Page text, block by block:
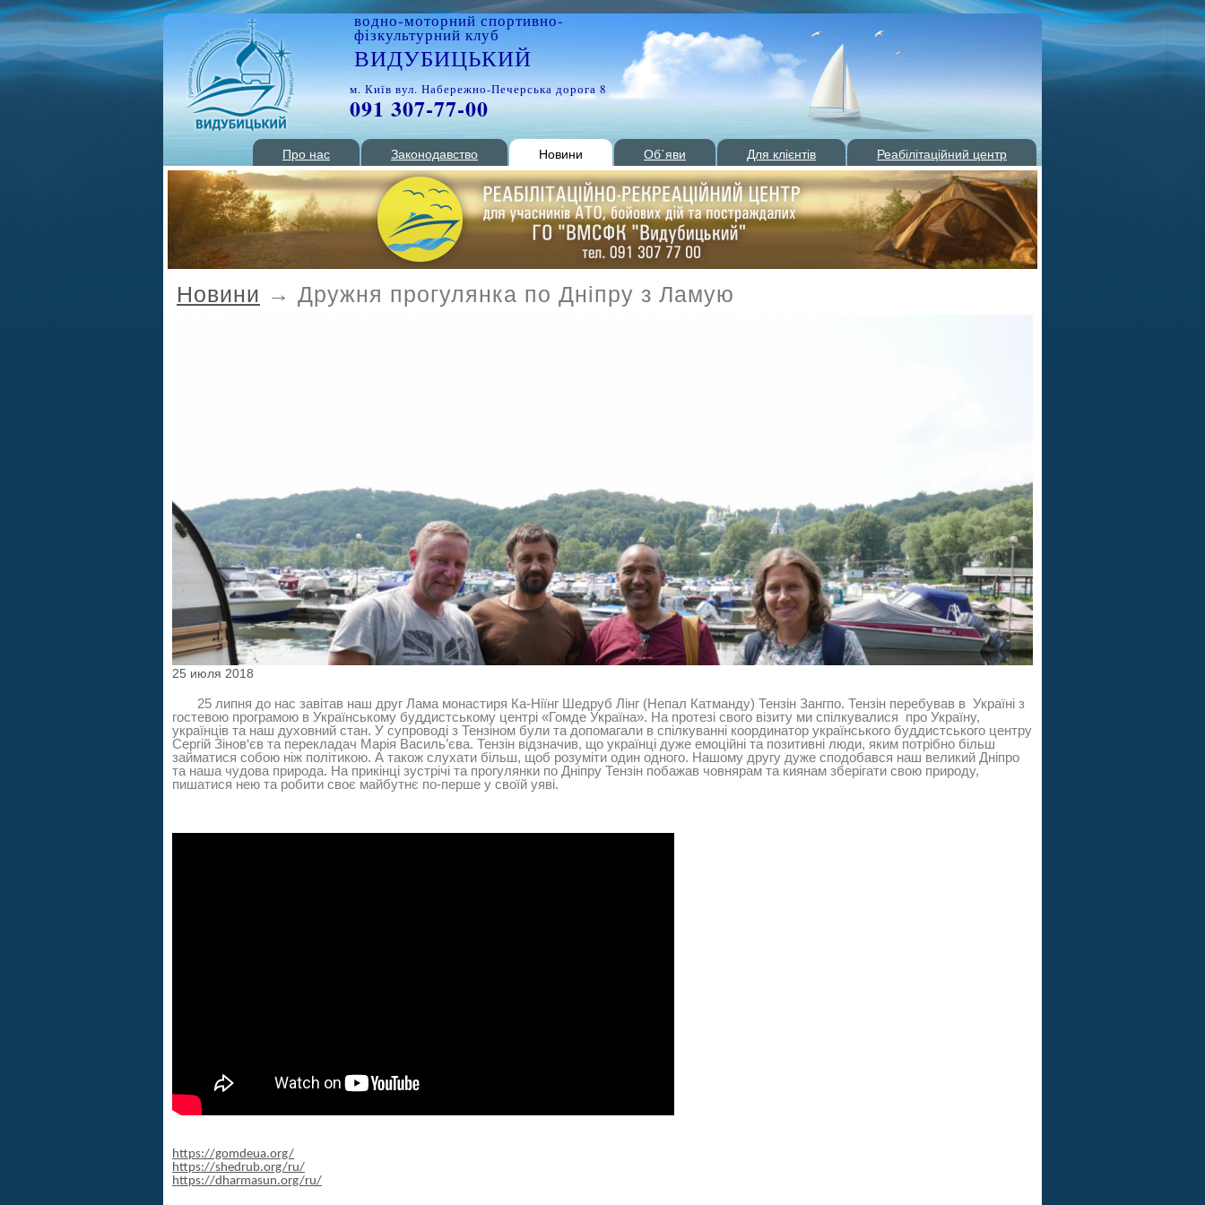
Про нас Законодавство Новини Об`яви Для клієнтів Реабілітаційний центр
водно-моторний спортивно-
фізкультурний клуб
ВИДУБИЦЬКИЙ
м. Київ вул. Набережно-Печерська дорога 8
091 307-77-00
Новини → Дружня прогулянка по Дніпру з Ламую
25 июля 2018
25 липня до нас завітав наш друг Лама монастиря Ка-Ніїнг Шедруб Лінг (Непал Катманду) Тензін Зангпо. Тензін перебував в Україні з
гостевою програмою в Українському буддистському центрі «Гомде Україна». На протезі свого візиту ми спілкувалися про Україну,
українців та наш духовний стан. У супроводі з Тензіном були та допомагали в спілкуванні координатор українського буддистського центру
Сергій Зінов‘єв та перекладач Марія Василь’єва. Тензін відзначив, що українці дуже емоційні та позитивні люди, яким потрібно більш
займатися собою ніж політикою. А також слухати більш, щоб розуміти один одного. Нашому другу дуже сподобався наш великий Дніпро
та наша чудова природа. На прикінці зустрічі та прогулянки по Дніпру Тензін побажав човнярам та киянам зберігати свою природу,
пишатися нею та робити своє майбутнє по-перше у своїй уяві.
https://gomdeua.org/
https://shedrub.org/ru/
https://dharmasun.org/ru/